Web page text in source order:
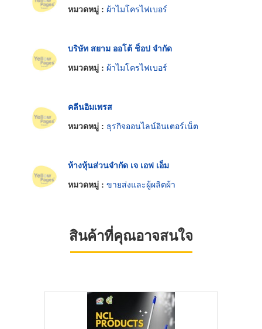
หมวดหมู่ : ผ้าไมโครไฟเบอร์
บริษัท สยาม ออโต้ ช็อป จำกัด
หมวดหมู่ : ผ้าไมโครไฟเบอร์
คลีนอิมเพรส
หมวดหมู่ : ธุรกิจออนไลน์อินเตอร์เน็ต
ห้างหุ้นส่วนจำกัด เจ เอฟ เอ็ม
หมวดหมู่ : ขายส่งและผู้ผลิตผ้า
สินค้าที่คุณอาจสนใจ